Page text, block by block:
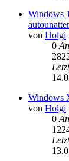
Windows
von Holgi
0
Windows
von Holgi
0